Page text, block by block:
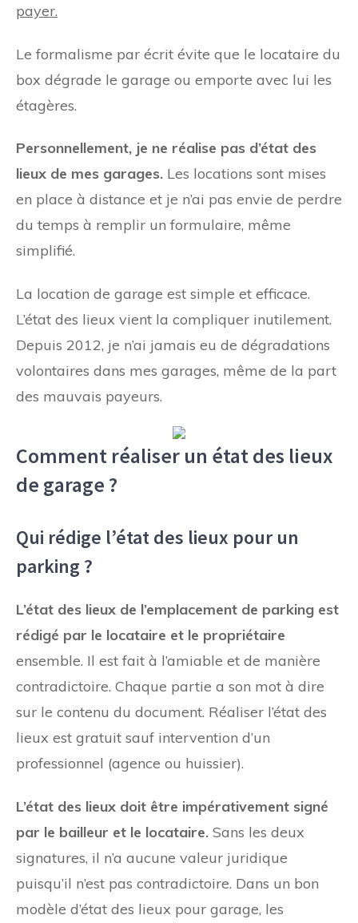
payer.
Le formalisme par écrit évite que le locataire du
box dégrade le garage ou emporte avec lui les
étagères.
Personnellement, je ne réalise pas d’état des
lieux de mes garages. Les locations sont mises
en place à distance et je n’ai pas envie de perdre
du temps à remplir un formulaire, même
simplifié.
La location de garage est simple et efficace.
L’état des lieux vient la compliquer inutilement.
Depuis 2012, je n’ai jamais eu de dégradations
volontaires dans mes garages, même de la part
des mauvais payeurs.
Comment réaliser un état des lieux
de garage ?
Qui rédige l’état des lieux pour un
parking ?
L’état des lieux de l’emplacement de parking est
rédigé par le locataire et le propriétaire
ensemble. Il est fait à l’amiable et de manière
contradictoire. Chaque partie a son mot à dire
sur le contenu du document. Réaliser l’état des
lieux est gratuit sauf intervention d’un
professionnel (agence ou huissier).
L’état des lieux doit être impérativement signé
par le bailleur et le locataire. Sans les deux
signatures, il n’a aucune valeur juridique
puisqu’il n’est pas contradictoire. Dans un bon
modèle d’état des lieux pour garage, les